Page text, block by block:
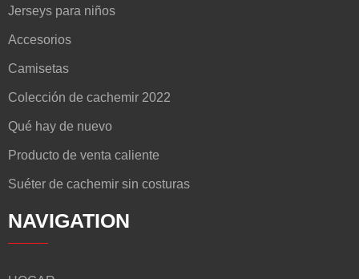
Jerseys para niños
Accesorios
Camisetas
Colección de cachemir 2022
Qué hay de nuevo
Producto de venta caliente
Suéter de cachemir sin costuras
NAVIGATION